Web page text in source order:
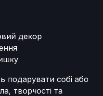
декор
подарувати собі або
творчості та